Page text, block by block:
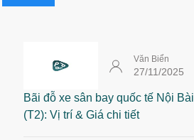
Văn Biển
27/11/2025
Bãi đỗ xe sân bay quốc tế Nội Bài
(T2): Vị trí & Giá chi tiết